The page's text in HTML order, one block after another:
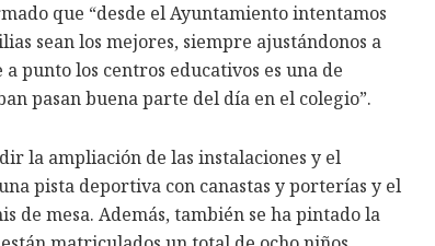
que “desde el Ayuntamiento intentamos
sean los mejores, siempre ajustándonos a
punto los centros educativos es una de
pasan buena parte del día en el colegio”.
la ampliación de las instalaciones y el
pista deportiva con canastas y porterías y el
de mesa. Además, también se ha pintado la